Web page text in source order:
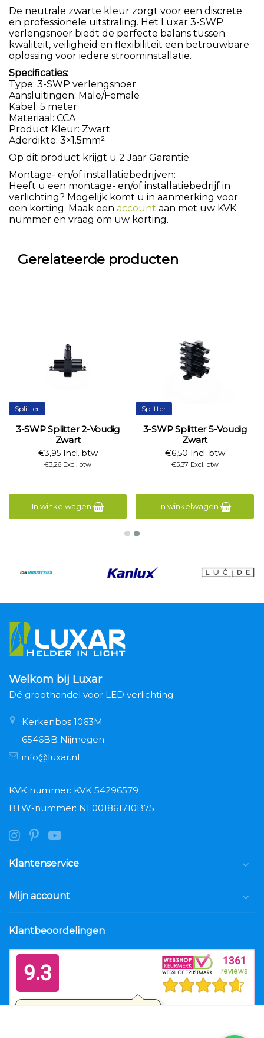
De neutrale zwarte kleur zorgt voor een discrete
en professionele uitstraling. Het Luxar 3-SWP
verlengsnoer biedt de perfecte balans tussen
kwaliteit, veiligheid en flexibiliteit een betrouwbare
oplossing voor iedere stroominstallatie.
Specificaties:
Type: 3-SWP verlengsnoer
Aansluitingen: Male/Female
Kabel: 5 meter
Materiaal: CCA
Product Kleur: Zwart
Aderdikte: 3×1.5mm²
Op dit product krijgt u 2 Jaar Garantie.
Montage- en/of installatiebedrijven:
Heeft u een montage- en/of installatiebedrijf in
verlichting? Mogelijk komt u in aanmerking voor
een korting. Maak een account aan met uw KVK
nummer en vraag om uw korting.
Gerelateerde producten
Splitter
3-SWP Splitter 2-Voudig
Zwart
€3,95 Incl. btw
€3,26 Excl. btw
In winkelwagen
Splitter
3-SWP Splitter 5-Voudig
Zwart
€6,50 Incl. btw
€5,37 Excl. btw
In winkelwagen
Welkom bij Luxar
Dé groothandel voor LED verlichting
Kerkenbos 1063M
6546BB Nijmegen
info@luxar.nl
KVK nummer: KVK 54296579
BTW-nummer: NL001861710B75
Klantenservice
Mijn account
Klantbeoordelingen